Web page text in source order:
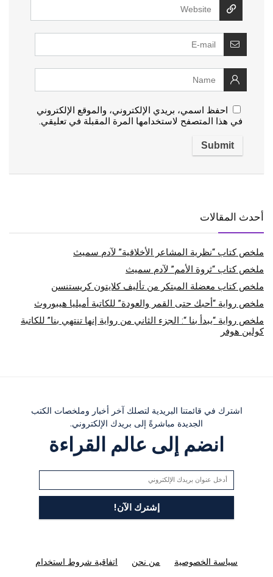
احفظ اسمي، بريدي الإلكتروني، والموقع الإلكتروني
في هذا المتصفح لاستخدامها المرة المقبلة في تعليقي.
أحدث المقالات
ملخص كتاب “نظرية المشاعر الأخلاقية” لآدم سميث
ملخص كتاب “ثروة الأمم” لآدم سميث
ملخص كتاب معضلة المبتكر من تأليف كلايتون كريستنسن
ملخص رواية “أحبك حتى القمر والعودة” للكاتبة أميليا هيبوروث
ملخص رواية “يبدأ بنا “: الجزء الثاني من رواية إنها تنتهي بنا” للكاتبة
كولين هوفر
اشترك في قائمتنا البريدية لتصلك آخر أخبار وملخصات الكتب
الجديدة مباشرةً إلى بريدك الإلكتروني.
انضم إلى عالم القراءة
سياسة الخصوصية من نحن اتفاقية شروط استخدام